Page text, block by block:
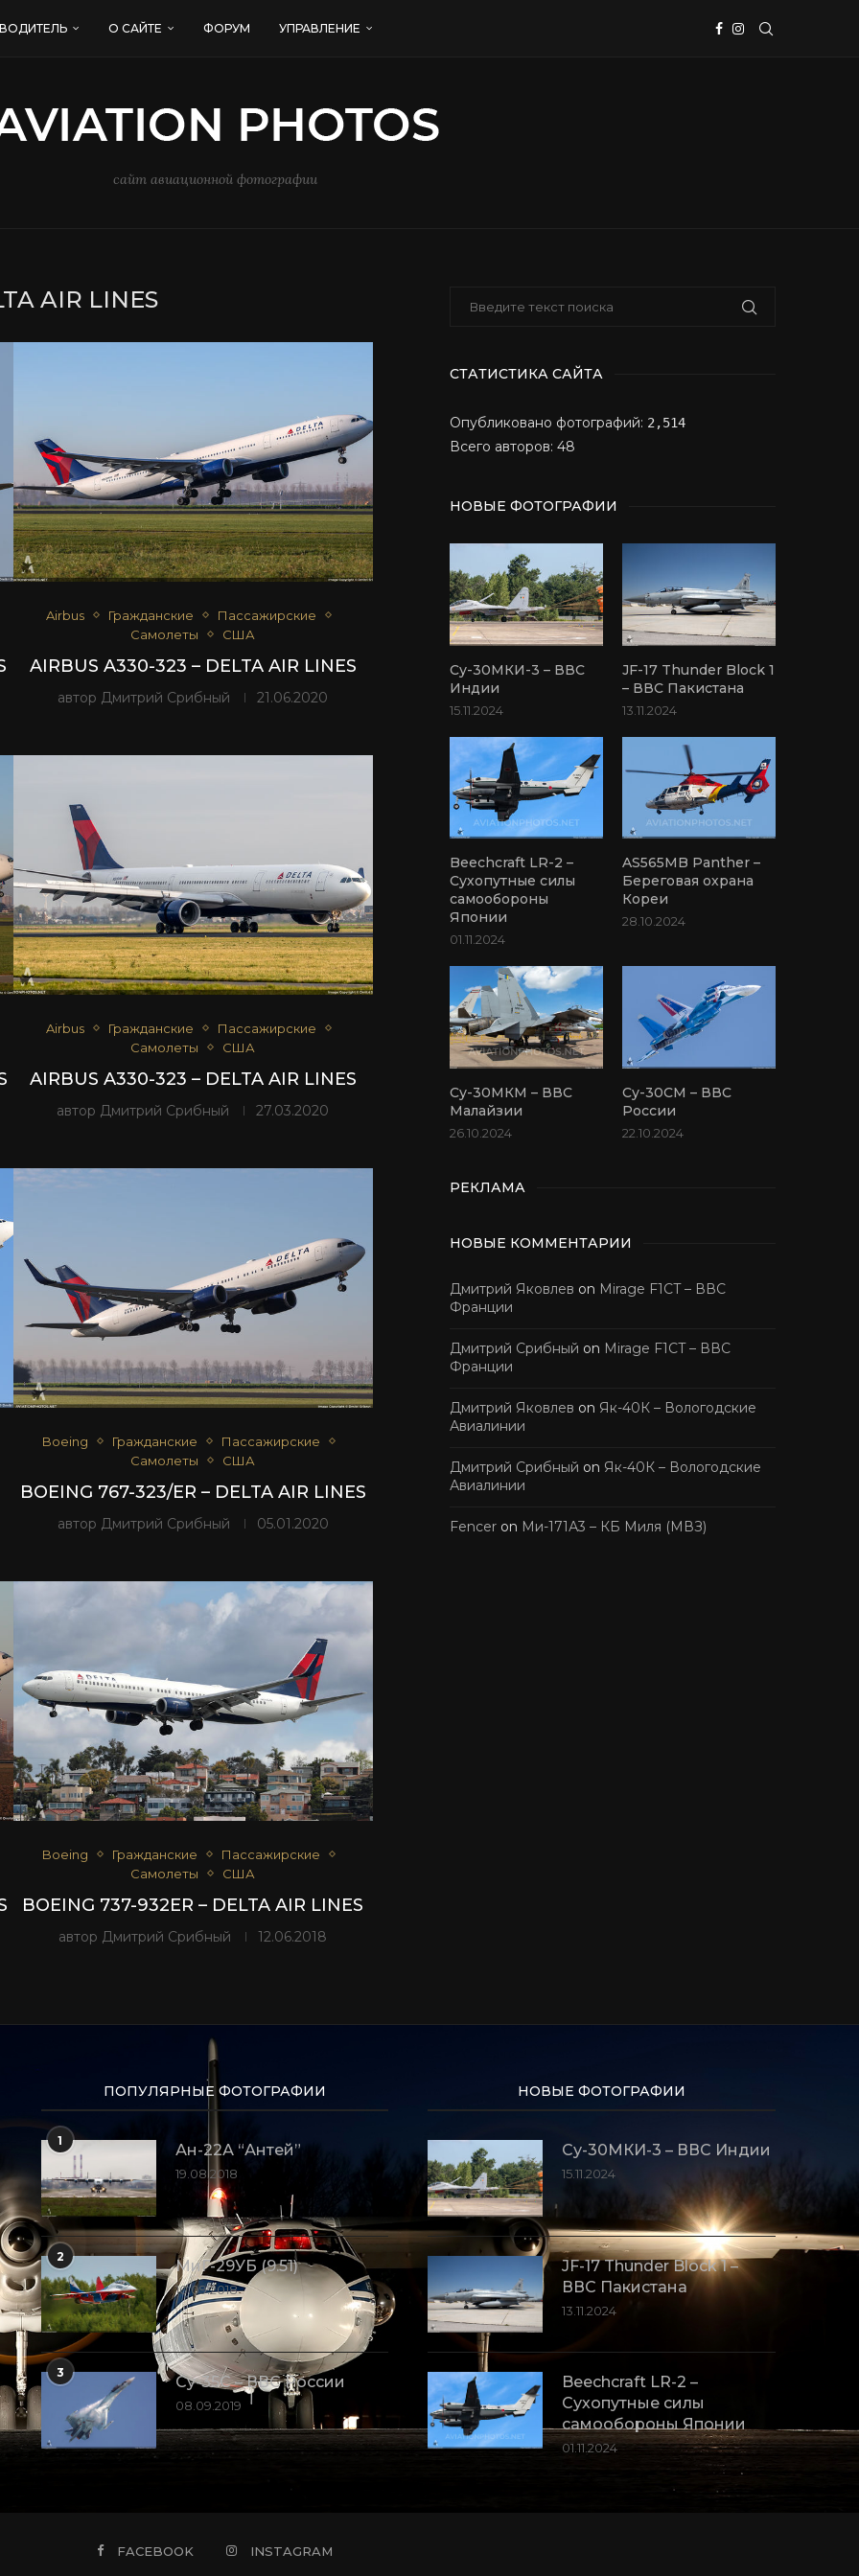
О САЙТЕ ФОРУМ УПРАВЛЕНИЕ
сайт авиационной фотографии
AIR LINES
Airbus Гражданские
Пассажирские
Самолеты
США
AIRBUS A330-323 – DELTA AIR LINES
автор Дмитрий Срибный 21.06.2020
Airbus Гражданские
Пассажирские
Самолеты
США
AIRBUS A330-323 – DELTA AIR LINES
автор Дмитрий Срибный 27.03.2020
Boeing Гражданские
Пассажирские
Самолеты
США
BOEING 767-323/ER – DELTA AIR LINES
автор Дмитрий Срибный 05.01.2020
Boeing Гражданские
Пассажирские
Самолеты
США
BOEING 737-932ER – DELTA AIR LINES
автор Дмитрий Срибный 12.06.2018
СТАТИСТИКА САЙТА
Опубликовано фотографий: 2,514
Всего авторов: 48
НОВЫЕ ФОТОГРАФИИ
Су-30МКИ-3 – ВВС
Индии
15.11.2024
JF-17 Thunder Block 1
– ВВС Пакистана
13.11.2024
Beechcraft LR-2 –
Сухопутные силы
самообороны
Японии
01.11.2024
AS565MB Panther –
Береговая охрана
Кореи
28.10.2024
Су-30МКМ – ВВС
Малайзии
26.10.2024
Су-30СМ – ВВС
России
22.10.2024
РЕКЛАМА
НОВЫЕ КОММЕНТАРИИ
Дмитрий Яковлев on Mirage F1CT – ВВС
Франции
Дмитрий Срибный on Mirage F1CT – ВВС
Франции
Дмитрий Яковлев on Як-40К – Вологодские
Авиалинии
Дмитрий Срибный on Як-40К – Вологодские
Авиалинии
Fencer on Ми-171А3 – КБ Миля (МВЗ)
ПОПУЛЯРНЫЕ ФОТОГРАФИИ
1
Ан-22А “Антей”
19.08.2018
2
МиГ-29УБ (9.51)
10.09.2018
3
Су-35С – ВВС России
08.09.2019
НОВЫЕ ФОТОГРАФИИ
Су-30МКИ-3 – ВВС Индии
15.11.2024
JF-17 Thunder Block 1 –
ВВС Пакистана
13.11.2024
Beechcraft LR-2 –
Сухопутные силы
самообороны Японии
01.11.2024
FACEBOOK INSTAGRAM